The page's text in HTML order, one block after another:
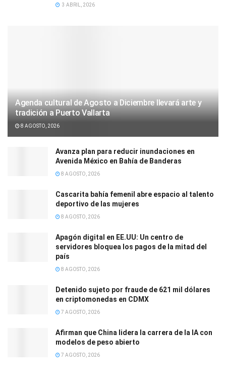
3 ABRIL, 2026
Agenda cultural de Agosto a Diciembre llevará arte y
tradición a Puerto Vallarta
8 AGOSTO, 2026
Avanza plan para reducir inundaciones en
Avenida México en Bahía de Banderas
8 AGOSTO, 2026
Cascarita bahía femenil abre espacio al talento
deportivo de las mujeres
8 AGOSTO, 2026
Apagón digital en EE.UU: Un centro de
servidores bloquea los pagos de la mitad del
país
8 AGOSTO, 2026
Detenido sujeto por fraude de 621 mil dólares
en criptomonedas en CDMX
7 AGOSTO, 2026
Afirman que China lidera la carrera de la IA con
modelos de peso abierto
7 AGOSTO, 2026